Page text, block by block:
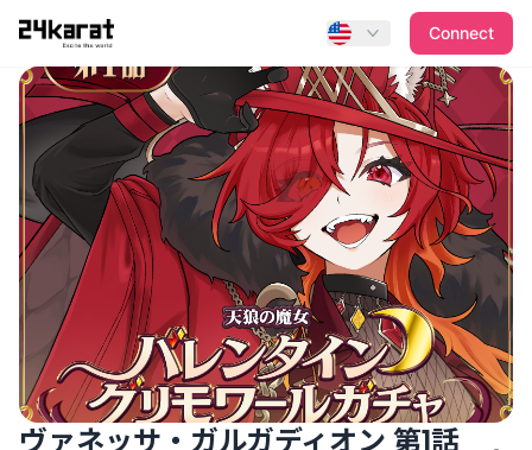
ヴァネッサ・ガルガディオン 第1話「バレンタイン前の独り言
Connect
ヴァネッサ・ガルガディオン 第1話